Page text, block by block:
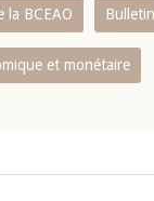
la BCEAO
et monétaire